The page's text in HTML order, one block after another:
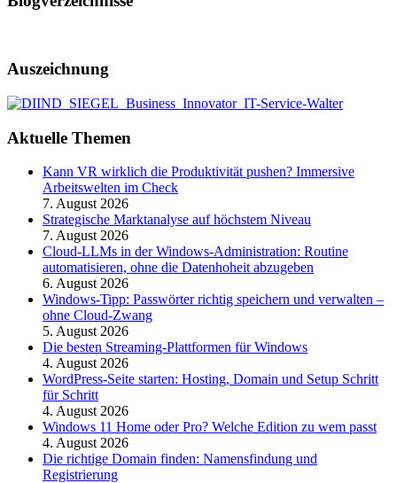
Auszeichnung
Aktuelle Themen
Kann VR wirklich die Produktivität pushen? Immersive
Arbeitswelten im Check
7. August 2026
Strategische Marktanalyse auf höchstem Niveau
7. August 2026
Cloud-LLMs in der Windows-Administration: Routine
automatisieren, ohne die Datenhoheit abzugeben
6. August 2026
Windows-Tipp: Passwörter richtig speichern und verwalten –
ohne Cloud-Zwang
5. August 2026
Die besten Streaming-Plattformen für Windows
4. August 2026
WordPress-Seite starten: Hosting, Domain und Setup Schritt
für Schritt
4. August 2026
Windows 11 Home oder Pro? Welche Edition zu wem passt
4. August 2026
Die richtige Domain finden: Namensfindung und
Registrierung